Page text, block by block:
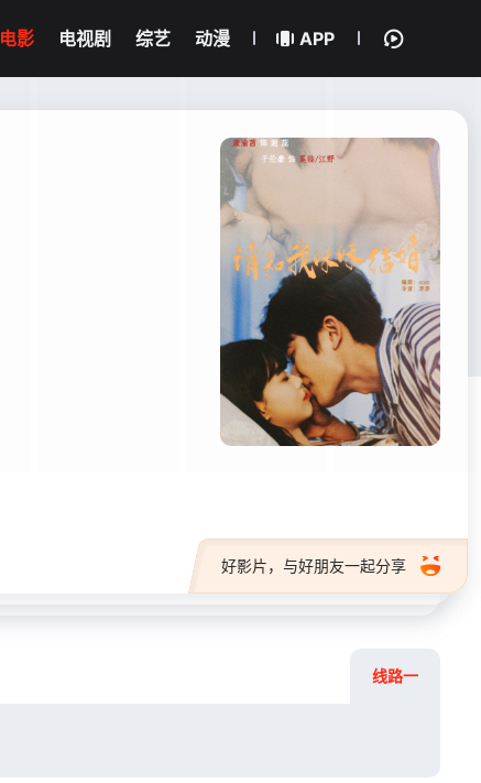
电影 电视剧 综艺 动漫 APP
好影片，与好朋友一起分享
线路一